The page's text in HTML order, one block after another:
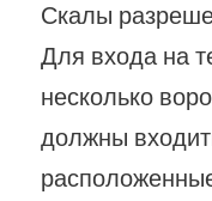
Скалы
Для входа на
несколько
должны